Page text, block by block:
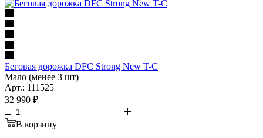
Беговая дорожка DFC Strong New T-C
Мало (менее 3 шт)
Арт.: 111525
32 990 ₽
В корзину